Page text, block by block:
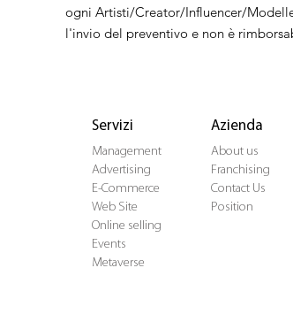
ogni Artisti/Creator/Influencer/
l'invio del preventivo e non è
Servizi
Management
Advertising
E-Commerce
Web Site
Online selling
Events
Metaverse
Azienda
About us
Franchising
Contact Us
Position